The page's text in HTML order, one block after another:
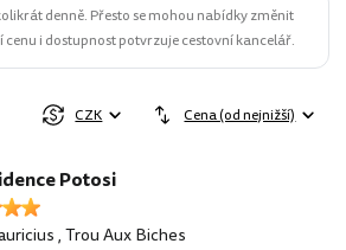
denně. Přesto se mohou nabídky změnit
i dostupnost potvrzuje cestovní kancelář.
CZK Cena (od nejnižší)
Potosi
,Trou Aux Biches